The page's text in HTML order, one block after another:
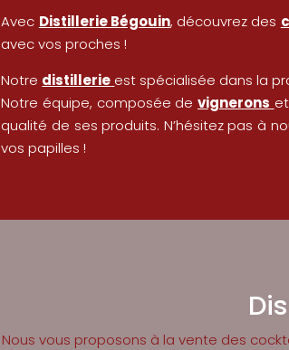
Avec Distillerie Bégouin, découvrez des
avec vos proches !
Notre distillerie est spécialisée dans la
Notre équipe, composée de vignerons
qualité de ses produits. N’hésitez pas à
vos papilles !
Nous vous proposons à la vente des